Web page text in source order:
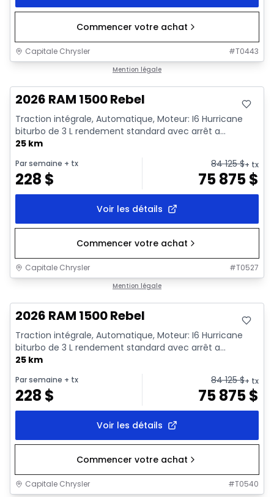
Commencer votre achat
Capitale Chrysler #T0443
Mention légale
2026 RAM 1500 Rebel
Traction intégrale, Automatique, Moteur: I6 Hurricane
biturbo de 3 L rendement standard avec arrêt a...
25 km
Par semaine + tx
228 $
84 125$+ tx
75 875$
Voir les détails
Commencer votre achat
Capitale Chrysler #T0527
Mention légale
2026 RAM 1500 Rebel
Traction intégrale, Automatique, Moteur: I6 Hurricane
biturbo de 3 L rendement standard avec arrêt a...
25 km
Par semaine + tx
228 $
84 125$+ tx
75 875$
Voir les détails
Commencer votre achat
Capitale Chrysler #T0540